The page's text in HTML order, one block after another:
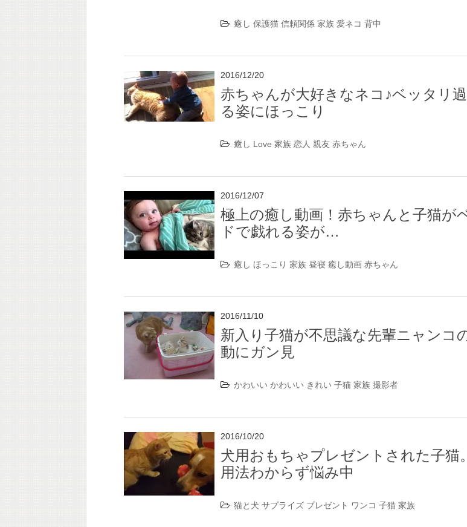
癒し 保護猫 信頼関係 家族 愛ネコ 背中
2016/12/20
赤ちゃんが大好きなネコ♪ベッタリ
る姿にほっこり
癒し Love 家族 恋人 親友 赤ちゃん
2016/12/07
極上の癒し動画！赤ちゃんと子猫が
ドで戯れる姿が…
癒し ほっこり 家族 昼寝 癒し動画 赤ちゃん
2016/11/10
新入り子猫が不思議な先輩ニャンコ
動にガン見
かわいい かわいい きれい 子猫 家族 撮影者
2016/10/20
犬用おもちゃプレゼントされた子猫
用法わからず悩み中
猫と犬 サプライズ プレゼント ワンコ 子猫 家族